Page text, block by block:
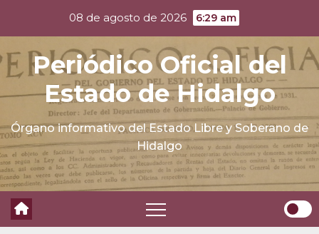
content
08 de agosto de 2026 6:29 am
Periódico Oficial del
Estado de Hidalgo
Órgano informativo del Estado Libre y Soberano de
Hidalgo